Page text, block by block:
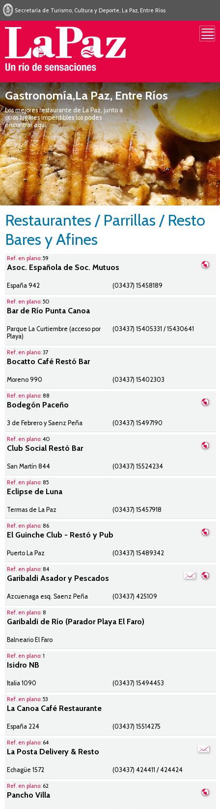
Secretaría de Turismo, Cultura y Deporte, La Paz, Entre Ríos
Gastronomía,La Paz, Entre Ríos
Los mejores restaurante de La Paz, junto a
otros lugares imperdibles los podes
encontrar aquí.
Restaurantes / Parrillas / Resto
Bares y Afines
Ref. en plano:59
Asoc. Española de Soc. Mutuos
España 942 (03437) 15458189
Ref. en plano:50
Bar de Río Punta Canoa
Parque La Curtiembre (acceso por
Playa)
(03437) 15405331 / 15430641
Ref. en plano:37
Bocatto Café Restó Bar
Moreno 990 (03437) 15402303
Ref. en plano: 88
Bodegón Paceño
3 de Febrero y Saenz Peña (03437) 15497190
Ref. en plano:40
Club Social Restó Bar
San Martín 844 (03437) 15524234
Ref. en plano: 85
Eclipse de Luna
Termas de La Paz (03437) 15457918
Ref. en plano: 86
El Guinche Club - Restó y Pub
Puerto La Paz (03437) 15489342
Ref. en plano: 84
Garibaldi Asador y Pescados
Azcuenaga esq. Saenz Peña (03437) 425109
Ref. en plano: 8
Garibaldi de Río (Parador Playa El Faro)
Balneario El Faro
Ref. en plano:1
Isidro NB
Italia 1090 (03437) 15494453
Ref. en plano:53
La Canoa Café Restaurante
España 224 (03437) 15514275
Ref. en plano: 64
La Posta Delivery & Resto
Echagüe 1572 (03437) 424411 / 424424
Ref. en plano: 62
Pancho Villa